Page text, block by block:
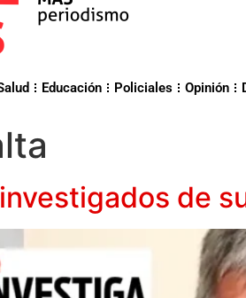
Educación Policiales Opinión
de